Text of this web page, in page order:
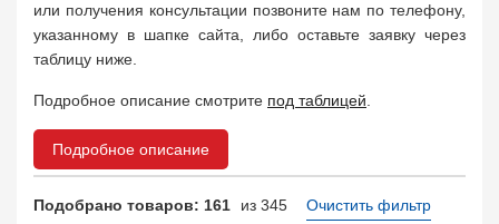
или получения консультации позвоните нам по телефону,
указанному в шапке сайта, либо оставьте заявку через
таблицу ниже.
Подробное описание смотрите под таблицей
Подробное описание
Подобрано товаров: 161 из 345 Очистить фильтр